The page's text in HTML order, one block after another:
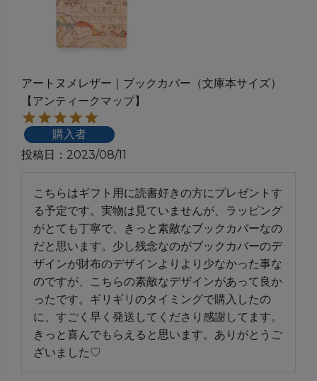
アートヌメレザー｜ブックカバー（文庫本サイズ）
【アンティークマップ】
購入者
投稿日
2023/08/11
こちらはギフト用に読書好きの方にプレゼントす
る予定です。実物は見ていませんが、ラッピング
がとても丁寧で、きっと素敵なブックカバーなの
だと思います。少し残念なのがブックカバーのデ
ザインが財布のデザインよりより少なかった事な
のですが、こちらの素敵なデザインがあって良か
ったです。ギリギリのタイミングで購入したの
に、すごく早く発送してくださり感謝してます。
きっと喜んでもらえると思います。ありがとうご
ざいました♡